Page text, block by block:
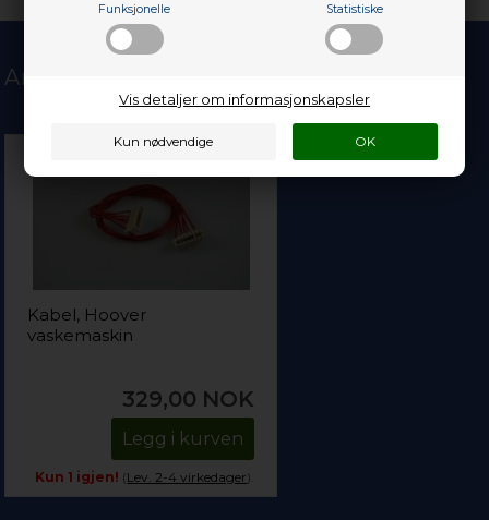
Funksjonelle Statistiske
Vis detaljer om informasjonskapsler
Andre kjøpte også
Kabel, Hoover
vaskemaskin
329,00 NOK
Legg i kurven
Kun 1 igjen! (Lev. 2-4 virkedager).